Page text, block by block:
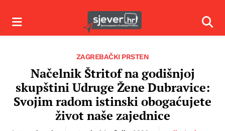
Izbornik
ZAGREBAČKI PRSTEN
Načelnik Štritof na godišnjoj
skupštini Udruge Žene Dubravice:
Svojim radom istinski obogaćujete
život naše zajednice